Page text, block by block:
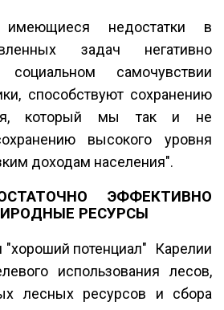
недостатки в
задач негативно
самочувствии
способствуют сохранению
который мы так и не
высокого уровня
доходам населения".
ЭФФЕКТИВНО
РЕСУРСЫ
"хороший потенциал" Карелии
использования лесов,
лесных ресурсов и сбора